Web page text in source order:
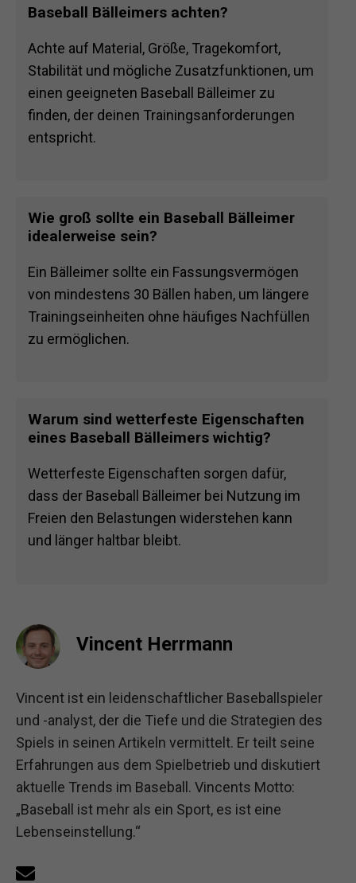
Baseball Bälleimers achten?
Achte auf Material, Größe, Tragekomfort,
Stabilität und mögliche Zusatzfunktionen, um
einen geeigneten Baseball Bälleimer zu
finden, der deinen Trainingsanforderungen
entspricht.
Wie groß sollte ein Baseball Bälleimer
idealerweise sein?
Ein Bälleimer sollte ein Fassungsvermögen
von mindestens 30 Bällen haben, um längere
Trainingseinheiten ohne häufiges Nachfüllen
zu ermöglichen.
Warum sind wetterfeste Eigenschaften
eines Baseball Bälleimers wichtig?
Wetterfeste Eigenschaften sorgen dafür,
dass der Baseball Bälleimer bei Nutzung im
Freien den Belastungen widerstehen kann
und länger haltbar bleibt.
Vincent Herrmann
Vincent ist ein leidenschaftlicher Baseballspieler
und -analyst, der die Tiefe und die Strategien des
Spiels in seinen Artikeln vermittelt. Er teilt seine
Erfahrungen aus dem Spielbetrieb und diskutiert
aktuelle Trends im Baseball. Vincents Motto:
„Baseball ist mehr als ein Sport, es ist eine
Lebenseinstellung.“